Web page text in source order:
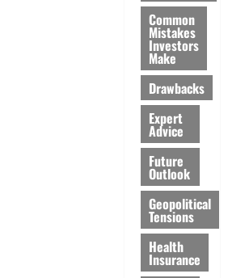
Common
Mistakes
Investors
Make
Drawbacks
Expert
Advice
Future
Outlook
Geopolitical
Tensions
Health
Insurance